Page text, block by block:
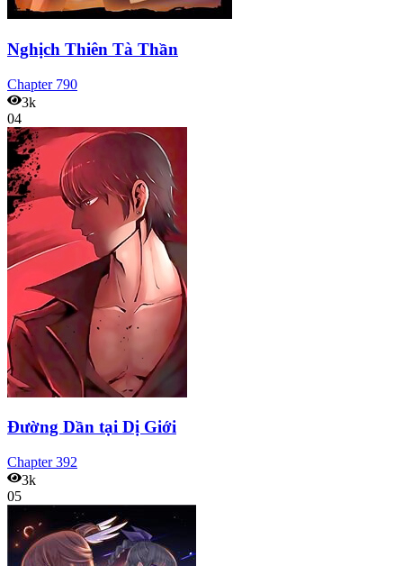
Nghịch Thiên Tà Thần
Chapter 790
3k
04
Đường Dần tại Dị Giới
Chapter392
3k
05